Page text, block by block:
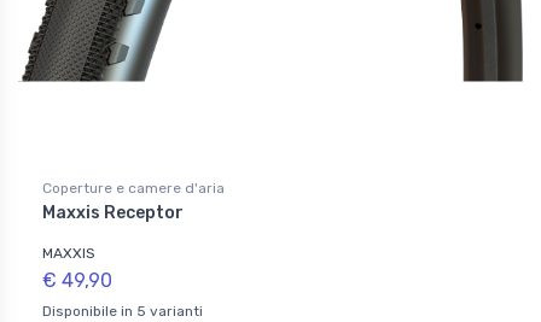
Coperture e camere d'aria
Maxxis Receptor
MAXXIS
€ 49,90
Disponibile in 5 varianti